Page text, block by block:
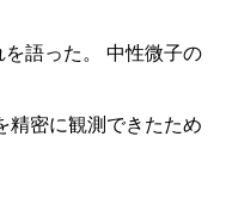
語った。 中性微子の
精密に観測できたため